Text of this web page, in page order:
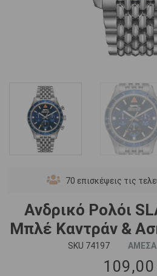
70 επισκέψεις τις
Ανδρικό Ρολόι
Μπλέ Καντράν &
SKU 74197 ΑΜΕΣΑ